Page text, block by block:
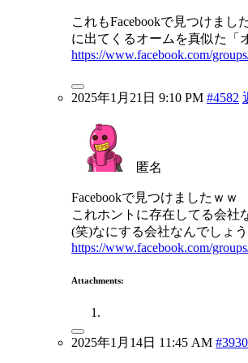
これもFacebookで見つけまし
に出てくるオームを真似た「
https://www.facebook.com/
2025年1月21日 9:10 PM #4582
匿名
Facebookで見つけましたｗｗ
これホントに存在してる会社
(笑)なにする会社なんでしょ
https://www.facebook.com/
Attachments:
2025年1月14日 11:45 AM #3930